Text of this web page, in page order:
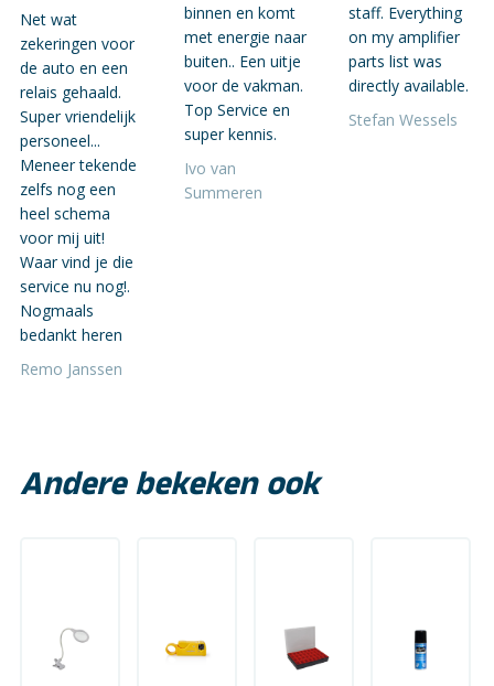
Net wat
zekeringen voor
de auto en een
relais gehaald.
Super vriendelijk
personeel...
Meneer tekende
zelfs nog een
heel schema
voor mij uit!
Waar vind je die
service nu nog!.
Nogmaals
bedankt heren
Remo Janssen
binnen en komt
met energie naar
buiten.. Een uitje
voor de vakman.
Top Service en
super kennis.
Ivo van
Summeren
staff. Everything
on my amplifier
parts list was
directly available.
Stefan Wessels
Andere bekeken ook